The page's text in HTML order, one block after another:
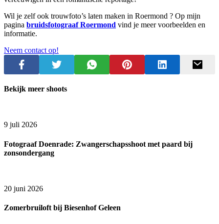
Wil je zelf ook trouwfoto’s laten maken in Roermond ? Op mijn
pagina bruidsfotograaf Roermond vind je meer voorbeelden en
informatie.
Neem contact op!
Bekijk meer shoots
9 juli 2026
Fotograaf Doenrade: Zwangerschapsshoot met paard bij
zonsondergang
20 juni 2026
Zomerbruiloft bij Biesenhof Geleen